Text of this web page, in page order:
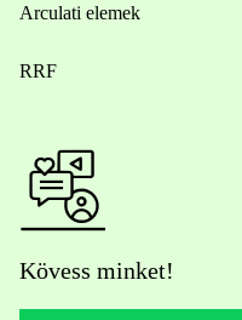
Arculati elemek
RRF
Kövess minket!